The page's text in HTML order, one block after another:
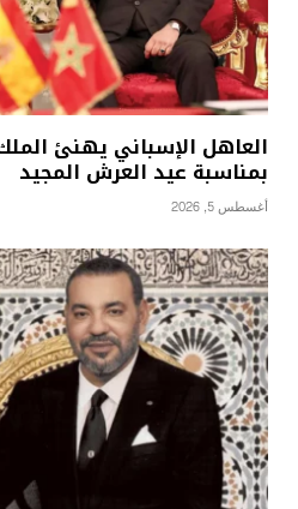
العاهل الإسباني يهنئ
بمناسبة عيد العرش المجيد
أغسطس 5, 2026